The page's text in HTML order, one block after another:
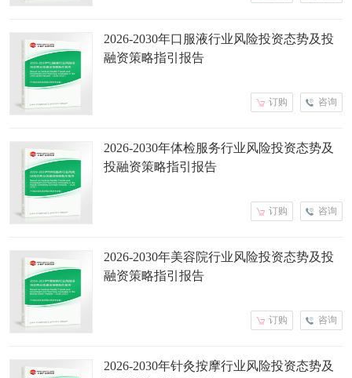
2026-2030年口服液行业风险投资态势及投
融资策略指引报告
咨询
订购
2026-2030年体检服务行业风险投资态势及
投融资策略指引报告
咨询
订购
2026-2030年美容院行业风险投资态势及投
融资策略指引报告
咨询
订购
2026-2030年针灸按摩行业风险投资态势及